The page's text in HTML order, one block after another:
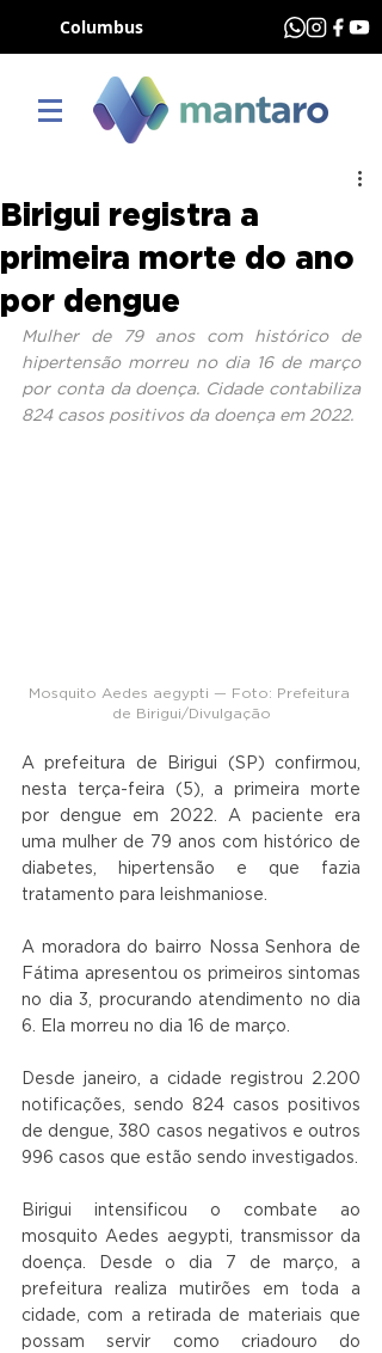
Columbus
Birigui registra a
primeira morte do ano
por dengue
Mulher de 79 anos com histórico de
hipertensão morreu no dia 16 de março
por conta da doença. Cidade contabiliza
824 casos positivos da doença em 2022.
Mosquito Aedes aegypti — Foto: Prefeitura
de Birigui/Divulgação
A prefeitura de Birigui (SP) confirmou,
nesta terça-feira (5), a primeira morte
por dengue em 2022. A paciente era
uma mulher de 79 anos com histórico de
diabetes, hipertensão e que fazia
tratamento para leishmaniose.
A moradora do bairro Nossa Senhora de
Fátima apresentou os primeiros sintomas
no dia 3, procurando atendimento no dia
6. Ela morreu no dia 16 de março.
Desde janeiro, a cidade registrou 2.200
notificações, sendo 824 casos positivos
de dengue, 380 casos negativos e outros
996 casos que estão sendo investigados.
Birigui intensificou o combate ao
mosquito Aedes aegypti, transmissor da
doença. Desde o dia 7 de março, a
prefeitura realiza mutirões em toda a
cidade, com a retirada de materiais que
possam servir como criadouro do